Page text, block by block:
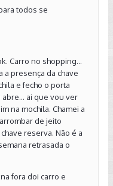
todos se
Carro no shopping...
a presença da chave
e fecho o porta
ai que vou ver
na mochila. Chamei a
de jeito
reserva. Não é a
retrasada o
fora doi carro e